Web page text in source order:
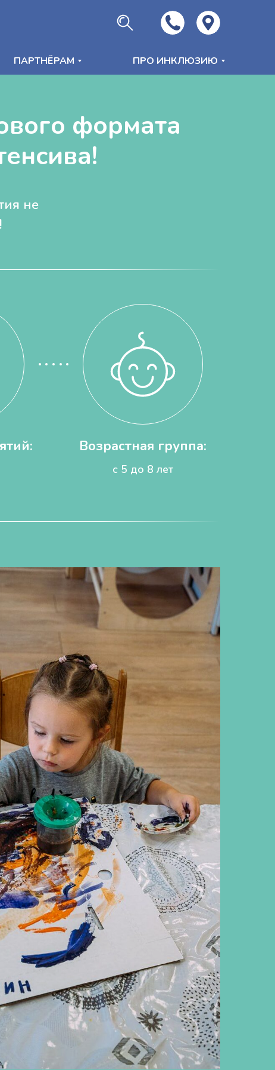
ПРО ИНКЛЮЗИЮ
ПАРТНЁРАМ
формата
не
Возрастная группа:
с 5 до 8 лет